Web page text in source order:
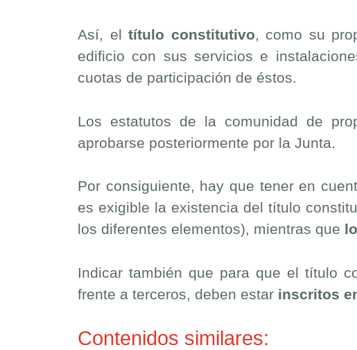
Así, el título constitutivo, como su
edificio con sus servicios e
cuotas de participación de éstos.
Los estatutos de la comunidad de
aprobarse posteriormente por la Junta.
Por consiguiente, hay que tener en
es exigible la existencia del título
los diferentes elementos), mientras que
Indicar también que para que el título
frente a terceros, deben estar inscritos
Contenidos similares: